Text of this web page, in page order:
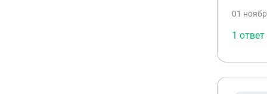
01
1 ответ